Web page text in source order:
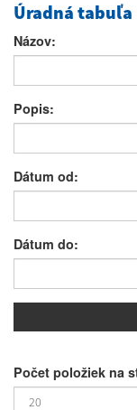
Úradná tabuľa
Názov:
Popis:
Dátum od:
Dátum do:
Počet položiek na